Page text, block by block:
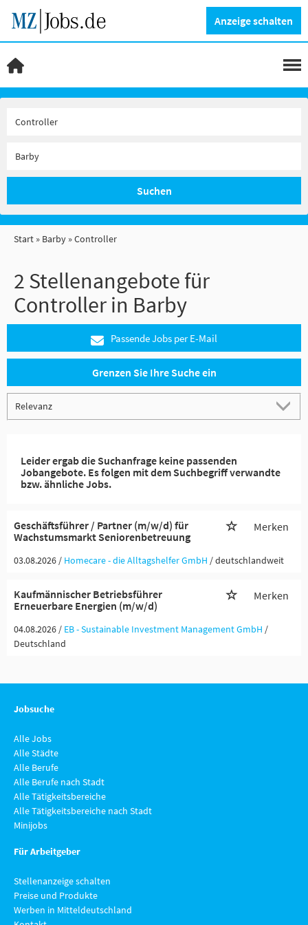
Anzeige schalten
Suchen
Start Barby Controller
2 Stellenangebote für
Controller in Barby
Passende Jobs per E-Mail
Grenzen Sie Ihre Suche ein
Leider ergab die Suchanfrage keine passenden
Jobangebote. Es folgen mit dem Suchbegriff verwandte
bzw. ähnliche Jobs.
Geschäftsführer / Partner (m/w/d) für
Wachstumsmarkt Seniorenbetreuung
Merken
03.08.2026 / Homecare - die Alltagshelfer GmbH / deutschlandweit
Kaufmännischer Betriebsführer
Erneuerbare Energien (m/w/d)
Merken
04.08.2026 / EB - Sustainable Investment Management GmbH /
Deutschland
Jobsuche
Alle Jobs
Alle Städte
Alle Berufe
Alle Berufe nach Stadt
Alle Tätigkeitsbereiche
Alle Tätigkeitsbereiche nach Stadt
Minijobs
Für Arbeitgeber
Stellenanzeige schalten
Preise und Produkte
Werben in Mitteldeutschland